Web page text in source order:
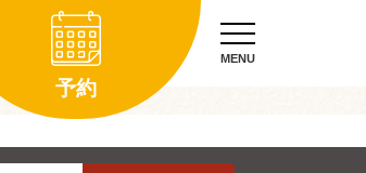
予約
MENU